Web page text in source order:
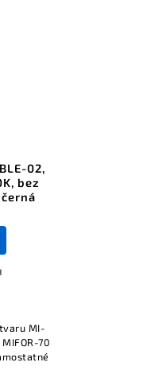
02,
bez
MI-
70